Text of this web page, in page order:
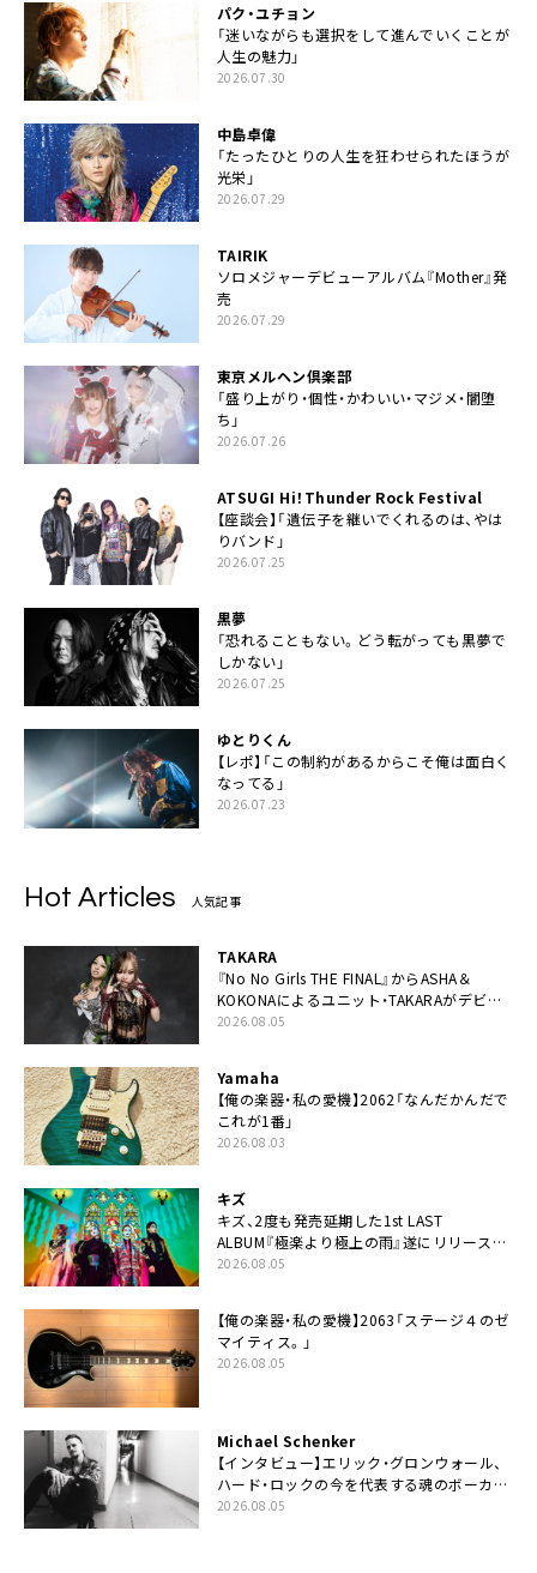
パク・ユチョン
「迷いながらも選択をして進んでいくことが
人生の魅力」
2026.07.30
中島卓偉
「たったひとりの人生を狂わせられたほうが
光栄」
2026.07.29
TAIRIK
ソロメジャーデビューアルバム『Mother』発
売
2026.07.29
東京メルヘン倶楽部
「盛り上がり・個性・かわいい・マジメ・闇堕
ち」
2026.07.26
ATSUGI Hi！Thunder Rock Festival
【座談会】「遺伝子を継いでくれるのは、やは
りバンド」
2026.07.25
黒夢
「恐れることもない。どう転がっても黒夢で
しかない」
2026.07.25
ゆとりくん
【レポ】「この制約があるからこそ俺は面白く
なってる」
2026.07.23
Hot Articles 人気記事
TAKARA
『No No Girls THE FINAL』からASHA＆
KOKONAによるユニット・TAKARAがデビュ
ー
2026.08.05
Yamaha
【俺の楽器・私の愛機】2062「なんだかんだで
これが1番」
2026.08.03
キズ
キズ、2度も発売延期した1st LAST
ALBUM『極楽より極上の雨』遂にリリース。
収録曲「はじまり」MV公開
2026.08.05
【俺の楽器・私の愛機】2063「ステージ４のゼ
マイティス。」
2026.08.05
Michael Schenker
【インタビュー】エリック・グロンウォール、
ハード・ロックの今を代表する魂のボーカリ
スト来日決定
2026.08.05